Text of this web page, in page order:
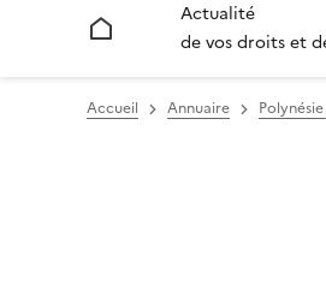
Accueil
Actualité
de vos droits et
Accueil Annuaire